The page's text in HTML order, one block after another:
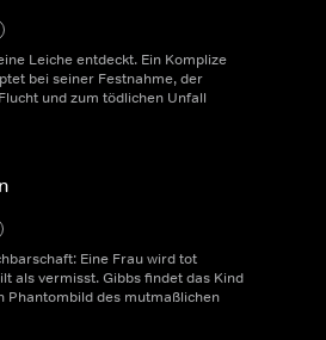
Leiche entdeckt. Ein Komplize
bei seiner Festnahme, der
und zum tödlichen Unfall
Eine Frau wird tot
als vermisst. Gibbs findet das Kind
Phantombild des mutmaßlichen